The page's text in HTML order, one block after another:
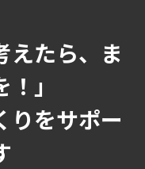
えたら、ま
」
りをサポー